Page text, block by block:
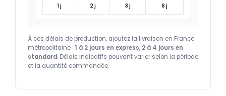
1 j 2 j 3 j 6 j
À ces délais de production, ajoutez la livraison en France
métropolitaine : 1 à 2 jours en express, 2 à 4 jours en
standard. Délais indicatifs pouvant varier selon la période
et la quantité commandée.